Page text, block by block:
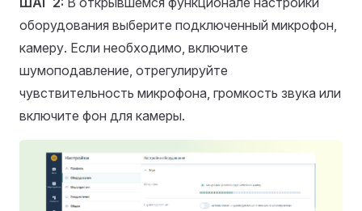
оборудования выберите подключенный микрофон,
камеру. Если необходимо, включите
шумоподавление, отрегулируйте
чувствительность микрофона, громкость звука или
включите фон для камеры.